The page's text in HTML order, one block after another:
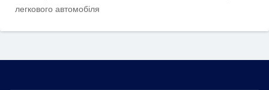
легкового автомобіля